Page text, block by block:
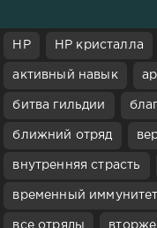
HP HP кристалла
активный навык
битва гильдии
ближний отряд
внутренняя страсть
временный иммунитет
все отряды